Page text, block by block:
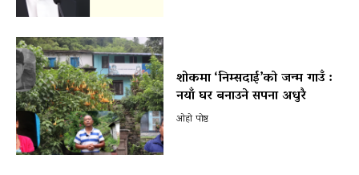
शोकमा ‘निम्सदाई’को जन्म गाउँ :
नयाँ घर बनाउने सपना अधुरै
ओहो पोष्ट